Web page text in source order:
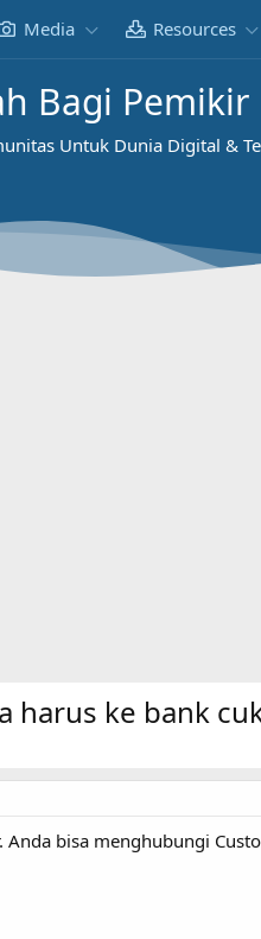
Media Resources
Bagi Pemikir
Untuk Dunia Digital &
harus ke bank
bisa menghubungi